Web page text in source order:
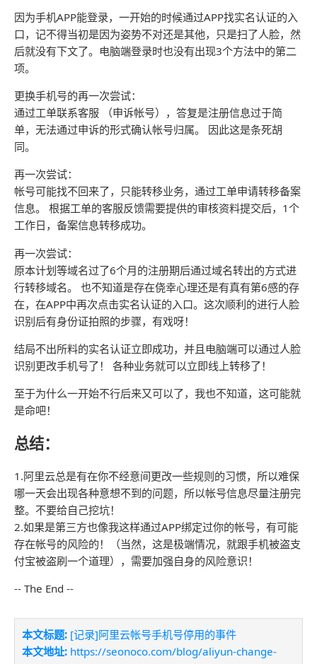
因为手机APP能登录，一开始的时候通过APP找实名认证的入
口，记不得当初是因为姿势不对还是其他，只是扫了人脸，然
后就没有下文了。电脑端登录时也没有出现3个方法中的第二
项。
更换手机号的再一次尝试：
通过工单联系客服 （申诉帐号），答复是注册信息过于简
单，无法通过申诉的形式确认帐号归属。 因此这是条死胡
同。
再一次尝试：
帐号可能找不回来了，只能转移业务，通过工单申请转移备案
信息。 根据工单的客服反馈需要提供的审核资料提交后，1个
工作日，备案信息转移成功。
再一次尝试：
原本计划等域名过了6个月的注册期后通过域名转出的方式进
行转移域名。 也不知道是存在侥幸心理还是有真有第6感的存
在，在APP中再次点击实名认证的入口。这次顺利的进行人脸
识别后有身份证拍照的步骤，有戏呀！
结局不出所料的实名认证立即成功，并且电脑端可以通过人脸
识别更改手机号了！ 各种业务就可以立即线上转移了！
至于为什么一开始不行后来又可以了，我也不知道，这可能就
是命吧！
总结：
1.阿里云总是有在你不经意间更改一些规则的习惯，所以难保
哪一天会出现各种意想不到的问题，所以帐号信息尽量注册完
整。不要给自己挖坑！
2.如果是第三方也像我这样通过APP绑定过你的帐号，有可能
存在帐号的风险的！（当然，这是极端情况，就跟手机被盗支
付宝被盗刷一个道理），需要加强自身的风险意识！
-- The End --
本文标题: [记录]阿里云帐号手机号停用的事件
本文地址: https://seonoco.com/blog/aliyun-change-